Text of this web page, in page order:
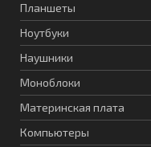
Планшеты
Ноутбуки
Наушники
Моноблоки
Материнская плата
Компьютеры